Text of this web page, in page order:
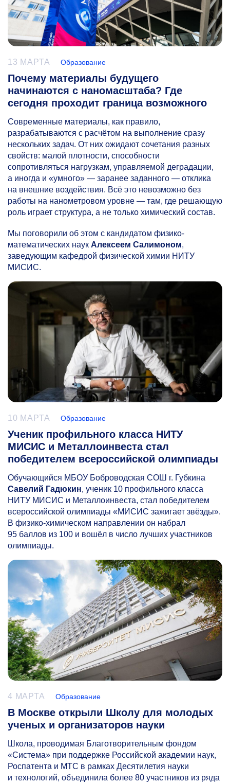
13 МАРТА Образование
Почему материалы будущего
начинаются с наномасштаба? Где
сегодня проходит граница возможного
Современные материалы, как правило,
разрабатываются с расчётом на выполнение сразу
нескольких задач. От них ожидают сочетания разных
свойств: малой плотности, способности
сопротивляться нагрузкам, управляемой деградации,
а иногда и «умного» — заранее заданного — отклика
на внешние воздействия. Всё это невозможно без
работы на нанометровом уровне — там, где решающую
роль играет структура, а не только химический состав.
Мы поговорили об этом с кандидатом физико-
математических наук Алексеем Салимоном,
заведующим кафедрой физической химии НИТУ
МИСИС.
10 МАРТА Образование
Ученик профильного класса НИТУ
МИСИС и Металлоинвеста стал
победителем всероссийской олимпиады
Обучающийся МБОУ Боброводская СОШ г. Губкина
Савелий Гадюкин, ученик 10 профильного класса
НИТУ МИСИС и Металлоинвеста, стал победителем
всероссийской олимпиады «МИСИС зажигает звёзды».
В физико-химическом направлении он набрал
95 баллов из 100 и вошёл в число лучших участников
олимпиады.
4 МАРТА Образование
В Москве открыли Школу для молодых
ученых и организаторов науки
Школа, проводимая Благотворительным фондом
«Система» при поддержке Российской академии наук,
Роспатента и МТС в рамках Десятилетия науки
и технологий, объединила более 80 участников из ряда